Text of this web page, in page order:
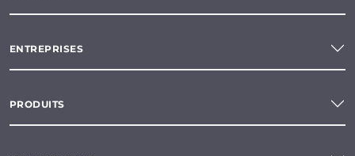
ENTREPRISES
PRODUITS